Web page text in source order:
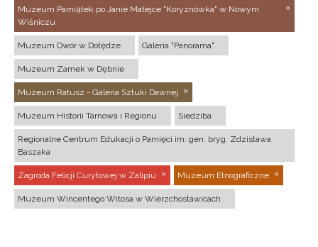
Muzeum Pamiątek po Janie Matejce "Koryznówka" w Nowym
Wiśniczu
Muzeum Dwór w Dołędze Galeria "Panorama"
Muzeum Zamek w Dębnie
Muzeum Ratusz - Galeria Sztuki Dawnej
Muzeum Historii Tarnowa i Regionu Siedziba
Regionalne Centrum Edukacji o Pamięci im. gen. bryg. Zdzisława
Baszaka
Zagroda Felicji Curyłowej w Zalipiu Muzeum Etnograficzne
Muzeum Wincentego Witosa w Wierzchosławicach